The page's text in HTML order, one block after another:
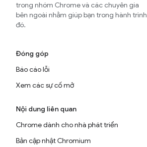
trong nhóm Chrome và các chuyên gia
bên ngoài nhằm giúp bạn trong hành trình
đó.
Đóng góp
Báo cáo lỗi
Xem các sự cố mở
Nội dung liên quan
Chrome dành cho nhà phát triển
Bản cập nhật Chromium